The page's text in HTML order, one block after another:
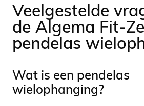
Veelgestelde
de Algema Fit-
pendelas
Wat is een pendelas
wielophanging?